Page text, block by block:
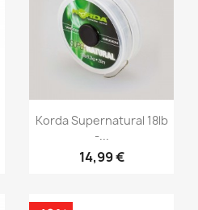
Vorschau
Korda Supernatural 18lb
-...
14,99 €